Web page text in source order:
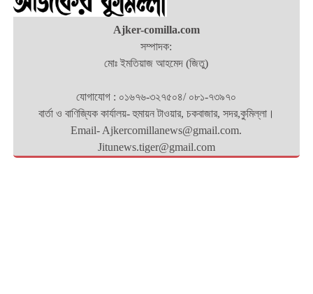
Ajker-comilla.com
সম্পাদক:
মোঃ ইমতিয়াজ আহমেদ (জিতু)
যোগাযোগ : ০১৬৭৬-৩২৭৫০৪/ ০৮১-৭৩৯৭০
বার্তা ও বাণিজ্যিক কার্যালয়- হুমায়ন টাওয়ার, চকবাজার, সদর,কুমিল্লা।
Email- Ajkercomillanews@gmail.com.
Jitunews.tiger@gmail.com